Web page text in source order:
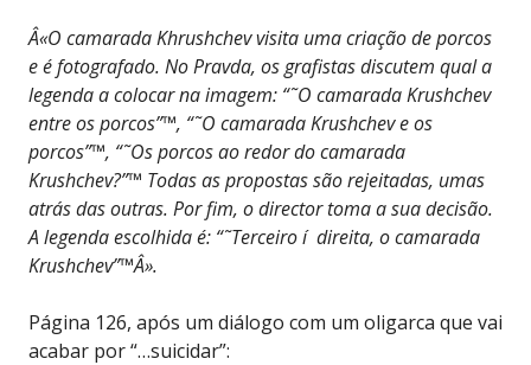
Â«O camarada Khrushchev visita uma criação de porcos
e é fotografado. No Pravda, os grafistas discutem qual a
legenda a colocar na imagem: “˜O camarada Krushchev
entre os porcos”™, “˜O camarada Krushchev e os
porcos”™, “˜Os porcos ao redor do camarada
Krushchev?”™ Todas as propostas são rejeitadas, umas
atrás das outras. Por fim, o director toma a sua decisão.
A legenda escolhida é: “˜Terceiro í direita, o camarada
Krushchev”™Â».
Página 126, após um diálogo com um oligarca que vai
acabar por “…suicidar”: